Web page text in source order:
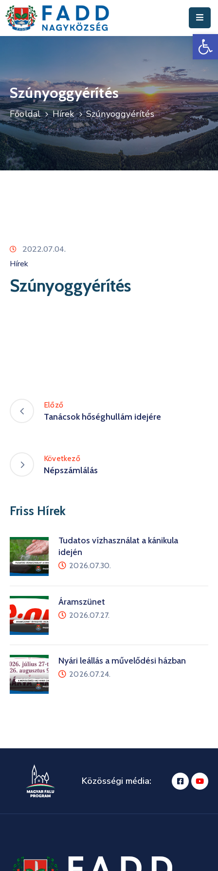
Polgármesteri
Hivatal
Fadd
Nagyközség
Turisztika
Választási
Szúnyoggyérítés
Főoldal Hírek Szúnyoggyérítés
2022.07.04.
Hírek
Szúnyoggyérítés
Előző
Tanácsok hőséghullám idejére
Következő
Népszámlálás
Friss Hírek
Tudatos vízhasználat a kánikula
idején
2026.07.30.
Áramszünet
2026.07.27.
Nyári leállás a művelődési házban
2026.07.24.
Közösségi média: